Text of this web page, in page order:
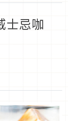
士忌咖